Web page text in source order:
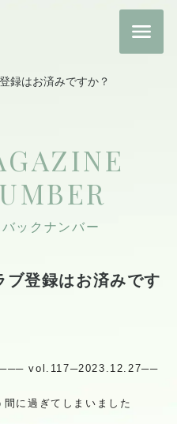
録はお済みですか？
ックナンバー
ブ登録はお済みです
vol.117─2023.12.27──
に過ぎてしまいました